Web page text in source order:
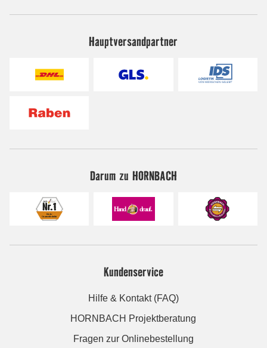
Hauptversandpartner
Darum zu HORNBACH
Kundenservice
Hilfe & Kontakt (FAQ)
HORNBACH Projektberatung
Fragen zur Onlinebestellung